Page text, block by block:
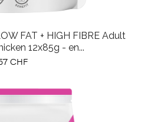
FAT + HIGH FIBRE Adult
12x85g - en...
CHF